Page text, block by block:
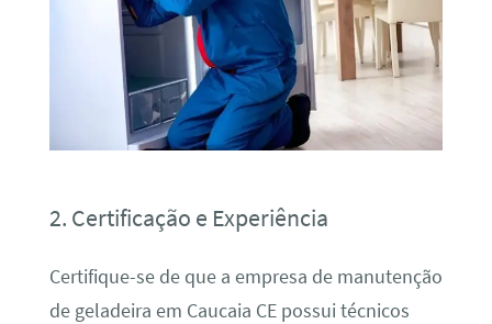
2. Certificação e Experiência
Certifique-se de que a empresa de manutenção
de geladeira em Caucaia CE possui técnicos